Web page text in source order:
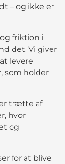
– og ikke er
friktion i
det. Vi giver
levere
som holder
er trætte af
hvor
og
for at blive